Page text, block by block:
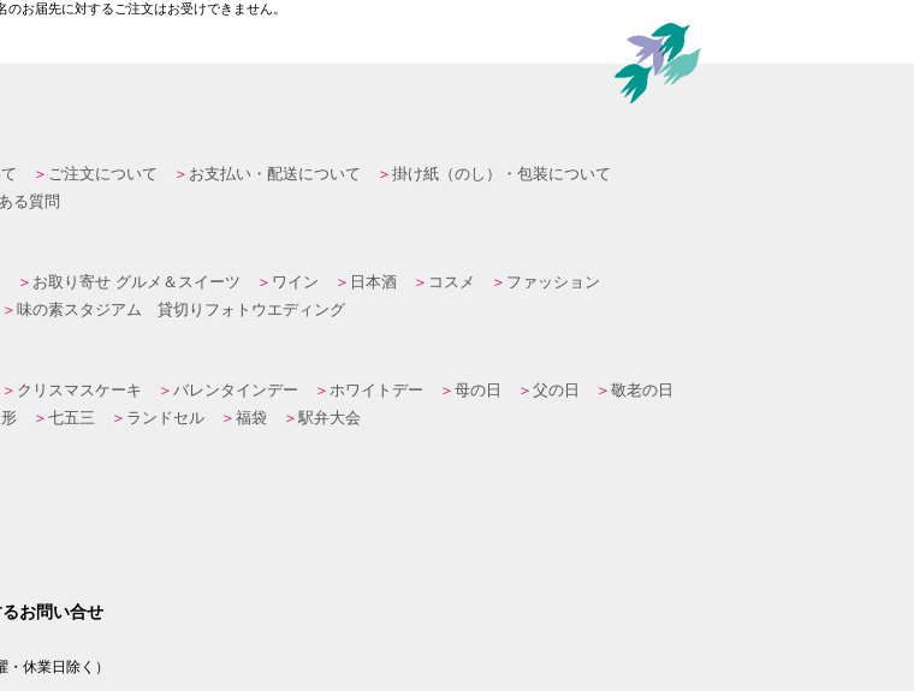
お届先に対するご注文はお受けできません。
ご注文について お支払い・配送について
掛け紙（のし）・包装について
る質問
お取り寄せ グルメ＆スイーツ ワイン 日本酒 コスメ
ファッション
味の素スタジアム 貸切りフォトウエディング
クリスマスケーキ バレンタインデー ホワイトデー 母の日 父の日
敬老の日
七五三 ランドセル 福袋 駅弁大会
お問い合せ
休業日除く）